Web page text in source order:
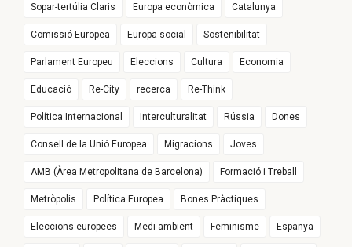
Sopar-tertúlia Claris Europa econòmica Catalunya
Comissió Europea Europa social Sostenibilitat
Parlament Europeu Eleccions Cultura Economia
Educació Re-City recerca Re-Think
Política Internacional Interculturalitat Rússia Dones
Consell de la Unió Europea Migracions Joves
AMB (Àrea Metropolitana de Barcelona) Formació i Treball
Metròpolis Política Europea Bones Pràctiques
Eleccions europees Medi ambient Feminisme Espanya